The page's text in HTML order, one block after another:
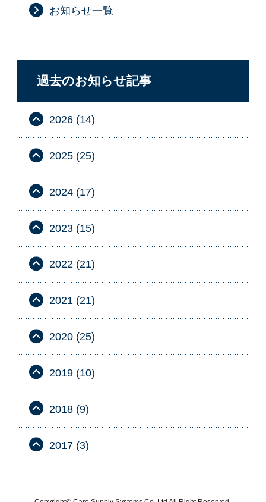
お知らせ一覧
過去のお知らせ記事
2026 (14)
2025 (25)
2024 (17)
2023 (15)
2022 (21)
2021 (21)
2020 (25)
2019 (10)
2018 (9)
2017 (3)